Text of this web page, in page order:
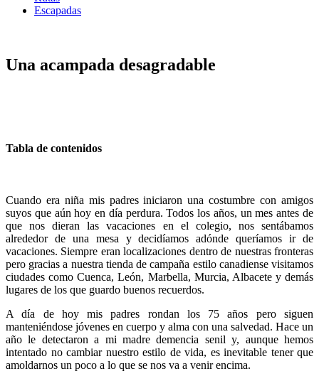
Escapadas
Una acampada desagradable
Tabla de contenidos
Cuando era niña mis padres iniciaron una costumbre con amigos
suyos que aún hoy en día perdura. Todos los años, un mes antes de
que nos dieran las vacaciones en el colegio, nos sentábamos
alrededor de una mesa y decidíamos adónde queríamos ir de
vacaciones. Siempre eran localizaciones dentro de nuestras fronteras
pero gracias a nuestra tienda de campaña estilo canadiense visitamos
ciudades como Cuenca, León, Marbella, Murcia, Albacete y demás
lugares de los que guardo buenos recuerdos.
A día de hoy mis padres rondan los 75 años pero siguen
manteniéndose jóvenes en cuerpo y alma con una salvedad. Hace un
año le detectaron a mi madre demencia senil y, aunque hemos
intentado no cambiar nuestro estilo de vida, es inevitable tener que
amoldarnos un poco a lo que se nos va a venir encima.